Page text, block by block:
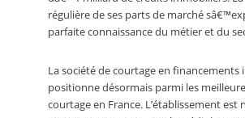
régulière de ses parts de marché
parfaite connaissance du métier et du
La société de courtage en financements
positionne désormais parmi les
courtage en France. L’établissement